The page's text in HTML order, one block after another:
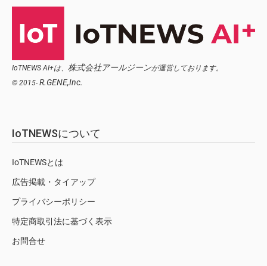
IoTNEWS AI+は、 株式会社アールジーンが運営しております。
© 2015- R.GENE,Inc.
IoTNEWSについて
IoTNEWSとは
広告掲載・タイアップ
プライバシーポリシー
特定商取引法に基づく表示
お問合せ